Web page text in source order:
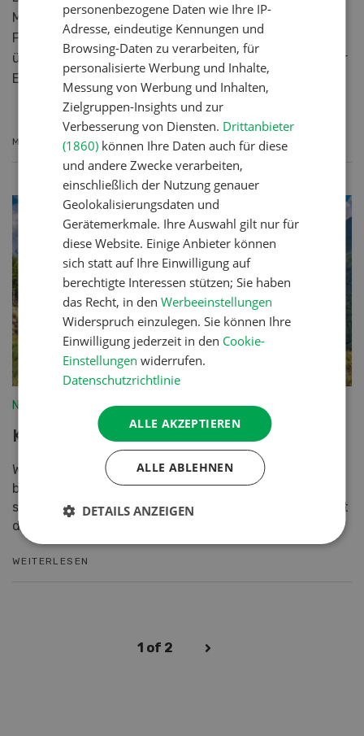
Milchleistung von 7303 kg Milch. Zum zweiten Mal in
Folge liegt somit die Milchleistung beim Braunvieh bei
über 7300 kg. Der Fettgehalt beträgt 4,02 Prozent, der
Eiweissgehalt 3,42 Prozent.
MEHR ERFAHREN
Nutztiere
Kuh ist nicht gleich Kuh
Wo extensive Hochlandrindern weiden, wachsen
besonders viele Pflanzenarten. Verantwortlich dafür
sind die Leichtigkeit, Genügsamkeit und Gemütlichkeit
der...
WEITERLESEN
1 of 2
personenbezogene Daten wie Ihre IP-
Adresse, eindeutige Kennungen und
Browsing-Daten zu verarbeiten, für
personalisierte Werbung und Inhalte,
Messung von Werbung und Inhalten,
Zielgruppen-Insights und zur
Verbesserung von Diensten. Drittanbieter
(1860) können Ihre Daten auch für diese
und andere Zwecke verarbeiten,
einschließlich der Nutzung genauer
Geolokalisierungsdaten und
Gerätemerkmale. Ihre Auswahl gilt nur für
diese Website. Einige Anbieter können
sich statt auf Ihre Einwilligung auf
berechtigte Interessen stützen; Sie haben
das Recht, in denWerbeeinstellungen
Widerspruch einzulegen. Sie können Ihre
Einwilligung jederzeit in den Cookie-
Einstellungen widerrufen.
Datenschutzrichtlinie
ALLE AKZEPTIEREN
ALLE ABLEHNEN
DETAILS ANZEIGEN